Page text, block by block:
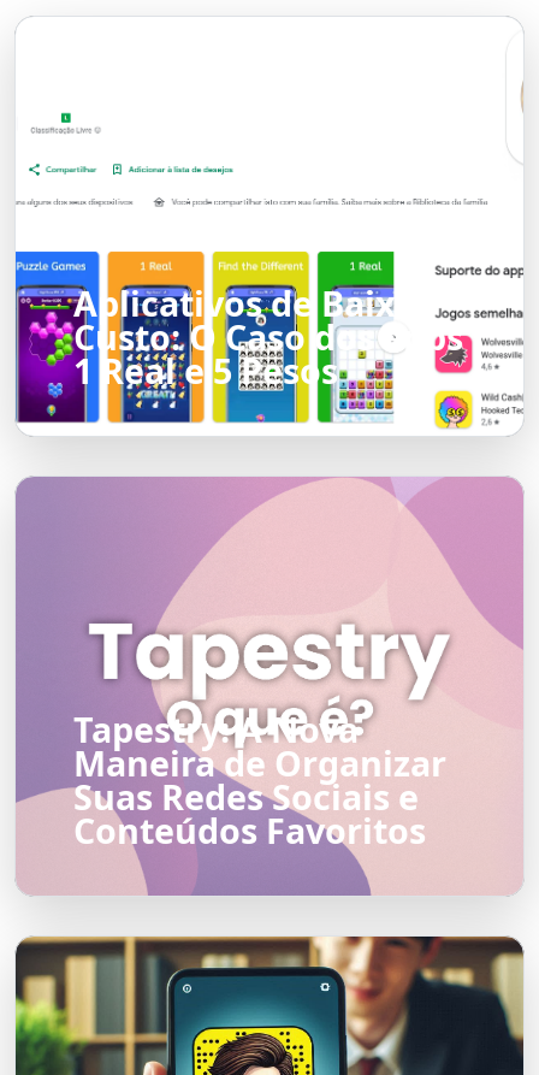
Aplicativos de Baixo
Custo: O Caso dos apps
1 Real e 5 Pesos
Tapestry: A Nova
Maneira de Organizar
Suas Redes Sociais e
Conteúdos Favoritos